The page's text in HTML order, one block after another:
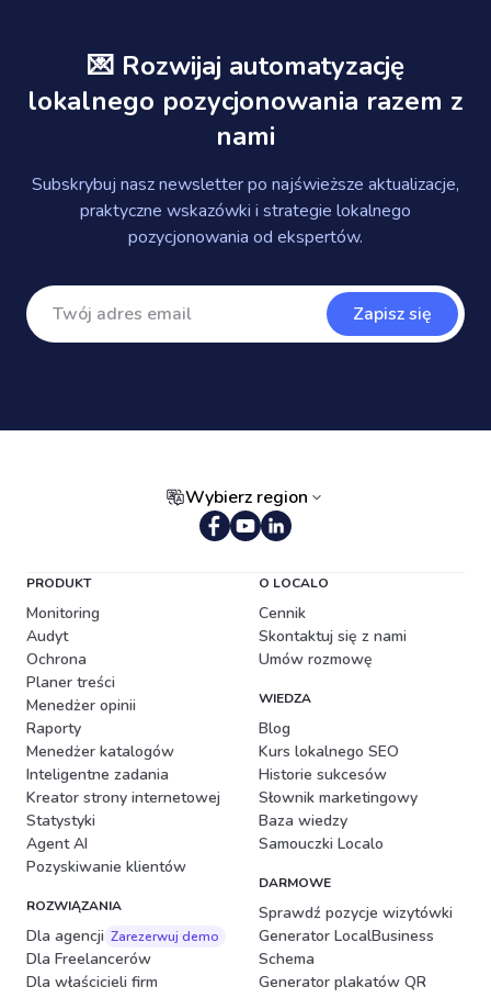
💌 Rozwijaj automatyzację
lokalnego pozycjonowania razem z
nami
Subskrybuj nasz newsletter po najświeższe aktualizacje,
praktyczne wskazówki i strategie lokalnego
pozycjonowania od ekspertów.
Zapisz się
Wybierz region
PRODUKT
Monitoring
Audyt
Ochrona
Planer treści
Menedżer opinii
Raporty
Menedżer katalogów
Inteligentne zadania
Kreator strony internetowej
Statystyki
Agent AI
Pozyskiwanie klientów
ROZWIĄZANIA
Dla agencji Zarezerwuj demo
Dla Freelancerów
Dla właścicieli firm
O LOCALO
Cennik
Skontaktuj się z nami
Umów rozmowę
WIEDZA
Blog
Kurs lokalnego SEO
Historie sukcesów
Słownik marketingowy
Baza wiedzy
Samouczki Localo
DARMOWE
Sprawdź pozycje wizytówki
Generator LocalBusiness
Schema
Generator plakatów QR